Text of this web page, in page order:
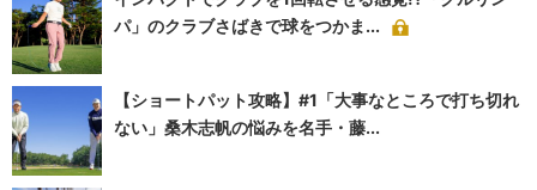
パ」のクラブさばきで球をつかま...
【ショートパット攻略】#1「大事なところで打ち切れ
ない」桑木志帆の悩みを名手・藤...